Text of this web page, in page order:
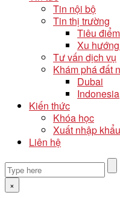
Tin nội bộ
Tin thị trường
Tiêu
Xu
Tư vấn dịch vụ
Khám phá đất
Dubai
Indonesia
Kiến thức
Khóa học
Xuất nhập khẩu
Liên hệ
×